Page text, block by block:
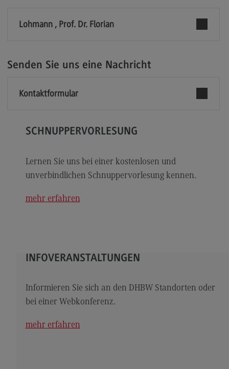
Berufsperspektiven
Digital Business Management
Digitalisierung in der Sozialen Arbeit
Digitalisierung in der Sozialen Arbeit
Modulangebot
Elektrotechnik und Informationstechnik
Profil-O-Mat Elektrotechnik und
Informationstechnik
(External link)
Lohmann , Prof. Dr. Florian
Senden Sie uns eine Nachricht
Kontaktformular
SCHNUPPERVORLESUNG
Lernen Sie uns bei einer kostenlosen und
unverbindlichen Schnuppervorlesung kennen.
mehr erfahren
INFOVERANSTALTUNGEN
Informieren Sie sich an den DHBW Standorten oder
bei einer Webkonferenz.
mehr erfahren